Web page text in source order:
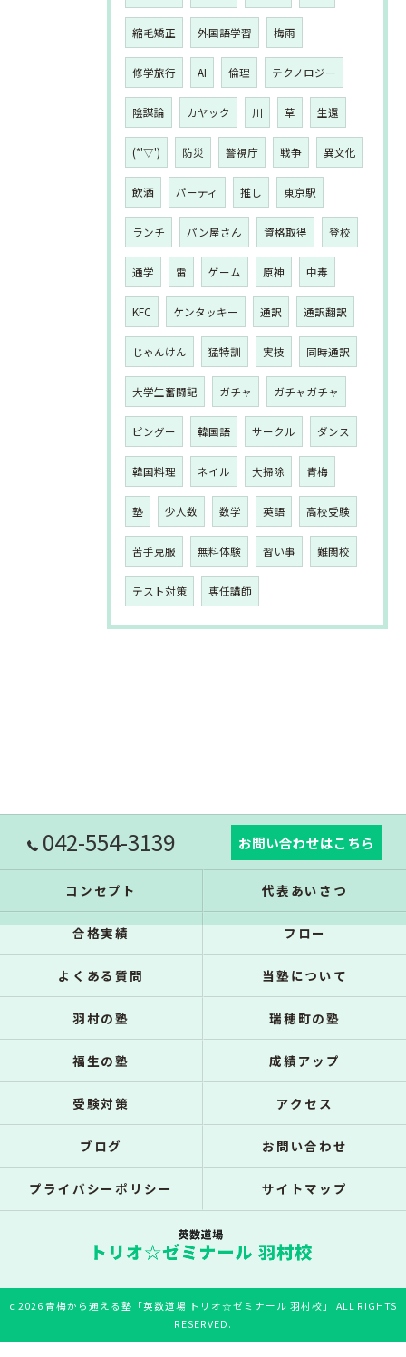
縮毛矯正 外国語学習 梅雨
修学旅行 AI 倫理 テクノロジー
陰謀論 カヤック 川 草 生還
(*'▽') 防災 警視庁 戦争 異文化
飲酒 パーティ 推し 東京駅
ランチ パン屋さん 資格取得 登校
通学 雷 ゲーム 原神 中毒
KFC ケンタッキー 通訳 通訳翻訳
じゃんけん 猛特訓 実技 同時通訳
大学生奮闘記 ガチャ ガチャガチャ
ピングー 韓国語 サークル ダンス
韓国料理 ネイル 大掃除 青梅
塾 少人数 数学 英語 高校受験
苦手克服 無料体験 習い事 難関校
テスト対策 専任講師
042-554-3139 お問い合わせはこちら
コンセプト 代表あいさつ
合格実績 フロー
よくある質問 当塾について
羽村の塾 瑞穂町の塾
福生の塾 成績アップ
受験対策 アクセス
ブログ お問い合わせ
プライバシーポリシー サイトマップ
c 2026 青梅から通える塾「英数道場 トリオ☆ゼミナール 羽村校」 ALL RIGHTS
RESERVED.